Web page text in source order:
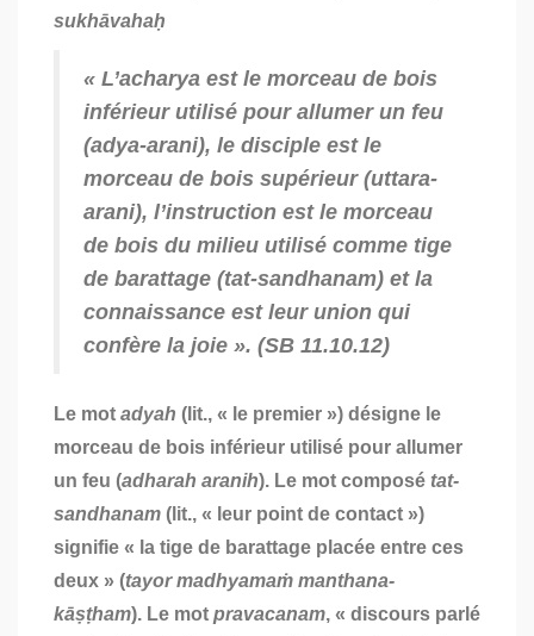
sukhāvahaḥ
« L’acharya est le morceau de bois
inférieur utilisé pour allumer un feu
(adya-arani), le disciple est le
morceau de bois supérieur (uttara-
arani), l’instruction est le morceau
de bois du milieu utilisé comme tige
de barattage (tat-sandhanam) et la
connaissance est leur union qui
confère la joie ». (SB 11.10.12)
Le mot adyah ( lit., « le premier ») désigne le
morceau de bois inférieur utilisé pour allumer
un feu (adharah aranih). Le mot composé tat-
sandhanam (lit., « leur point de contact »)
signifie « la tige de barattage placée entre ces
deux » (tayor madhyamaṁ manthana-
kāṣṭham). Le mot pravacanam, « discours parlé